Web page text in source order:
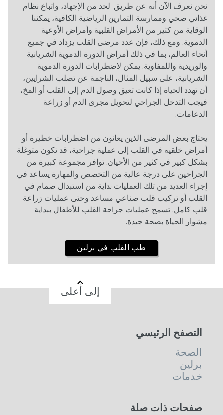
نحن نعرف الآن أنه عن طريق الحد من الإجهاد، واتباع نظام
غذائي صحي وممارسة التمارين الرياضية الكافية، يمكننا
الوقاية من كثير من الأمراض القلبية وأمراض الأوعية
الدموية. ومع ذلك، فإن عدد مرضى القلب يزداد في جميع
أنحاء العالم، بما في ذلك أمراض الدورة الدموية الشريانية
والوريدية واللمفاوية. يمكن لاضطرابات الدورة الدموية
الشريانية، على سبيل المثال، الناجمة عن تصلب الشرايين،
أن تهدد الحياة إذا كانت تعيق وصول الدم إلى القلب أو المخ،
فيجب التدخل الجراحي لتحويل مجرى الدم أو زراعة
الدعامات.
يحتاج بعض المرضى الذين يعانون من اضطرابات خطيرة أو
أمراض خلقيه في القلب إلى عملية جراحية، قد تكون متوغلة
بشكل كبير في كثير من الأحيان. توافر مجموعة كبيرة من
الجراحين على درجة عالية من التخصص والمهارة يساعد في
إجراء العديد من تلك العمليات بداية من استبدال صمام في
القلب أو تركيب قلب صناعي مساعد وحتى عمليات زراعة
قلب كامل. تسمح عمليات جراحة القلب للأطفال ببداية
مشوار الحياة بصحة جيدة.
طب القلب في برلين
إلى أعلى
التصفح الرئيسي
الصحة
برلين
خدمات
صفحات ذات صلة